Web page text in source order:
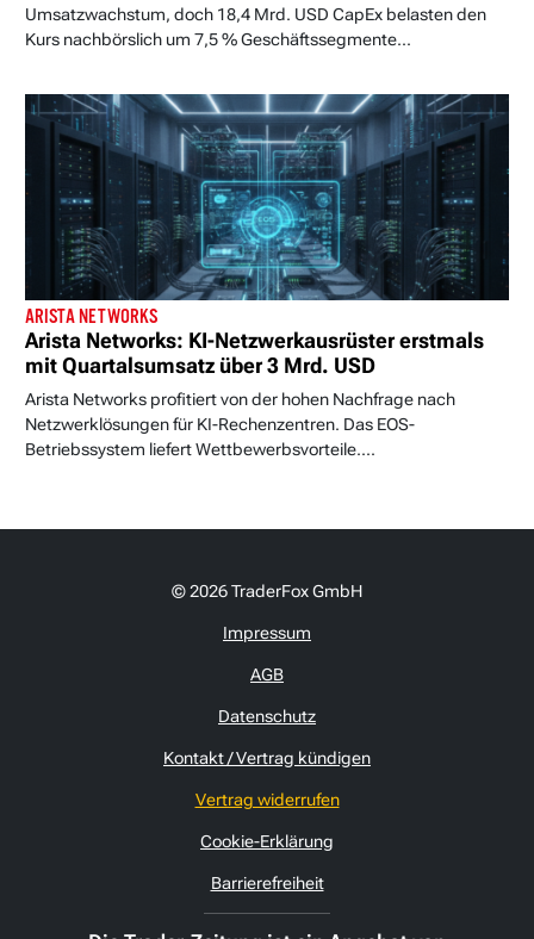
Umsatzwachstum, doch 18,4 Mrd. USD CapEx belasten den
Kurs nachbörslich um 7,5 % Geschäftssegmente...
ARISTA NETWORKS
Arista Networks: KI-Netzwerkausrüster erstmals
mit Quartalsumsatz über 3 Mrd. USD
Arista Networks profitiert von der hohen Nachfrage nach
Netzwerklösungen für KI-Rechenzentren. Das EOS-
Betriebssystem liefert Wettbewerbsvorteile....
© 2026 TraderFox GmbH
Impressum
AGB
Datenschutz
Kontakt / Vertrag kündigen
Vertrag widerrufen
Cookie-Erklärung
Barrierefreiheit